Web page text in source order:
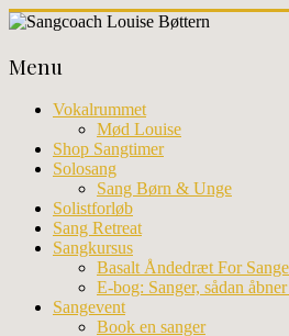
Skip
content
Louise
Bøttern
Professionel
sangundervisning
workhops
København
Menu
Vokalrummet
Mød Louise
Shop Sangtimer
Solosang
Sang Børn & Unge
Solistforløb
Sang Retreat
Sangkursus
Basalt Åndedræt For
E-bog: Sanger, sådan
Sangevent
Book en sanger